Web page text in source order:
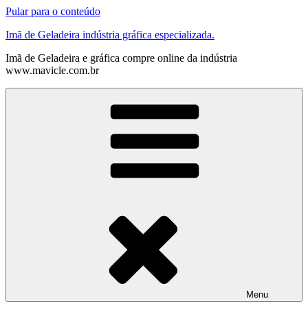
Pular para o conteúdo
Imã de Geladeira indústria gráfica especializada.
Imã de Geladeira e gráfica compre online da indústria
www.mavicle.com.br
Menu